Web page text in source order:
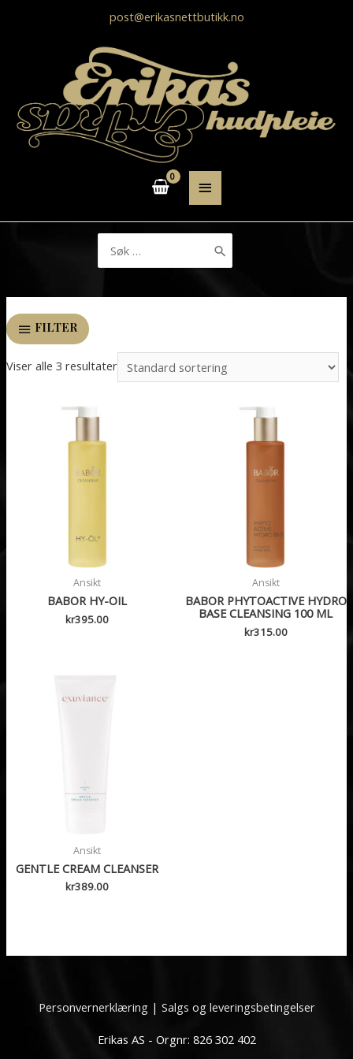
post@erikasnettbutikk.no
HOVEDMENY
etter:
FILTER
Viser alle 3 resultater
Ansikt
BABOR HY-OIL
kr395.00
Ansikt
BABOR PHYTOACTIVE HYDRO
BASE CLEANSING 100 ML
kr315.00
Ansikt
GENTLE CREAM CLEANSER
kr389.00
Personvernerklæring| Salgs og leveringsbetingelser
Erikas AS - Orgnr: 826 302 402